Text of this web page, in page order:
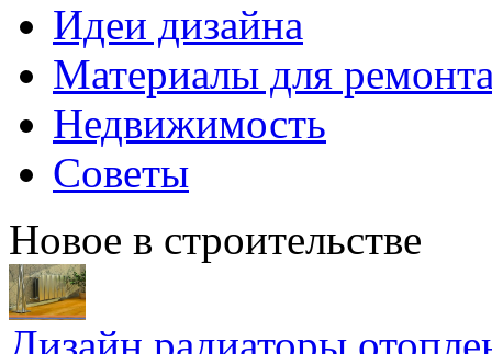
Идеи дизайна
Материалы для
Недвижимость
Советы
Новое в строительстве